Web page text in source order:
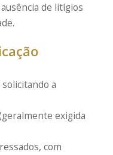
de litígios
a
exigida
com